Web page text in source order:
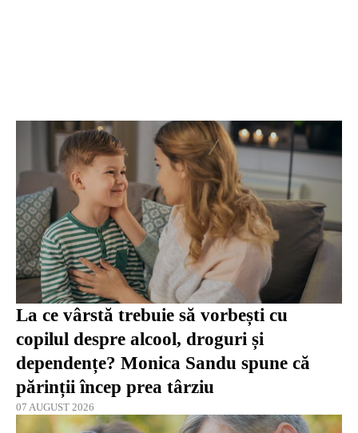
La ce vârstă trebuie să vorbești cu
copilul despre alcool, droguri și
dependențe? Monica Sandu spune că
părinții încep prea târziu
07 AUGUST 2026